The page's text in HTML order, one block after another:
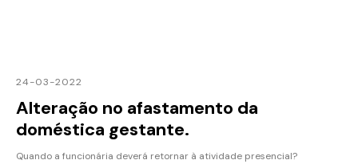
24-03-2022
Alteração no afastamento da
doméstica gestante.
Quando a funcionária deverá retornar à atividade presencial?